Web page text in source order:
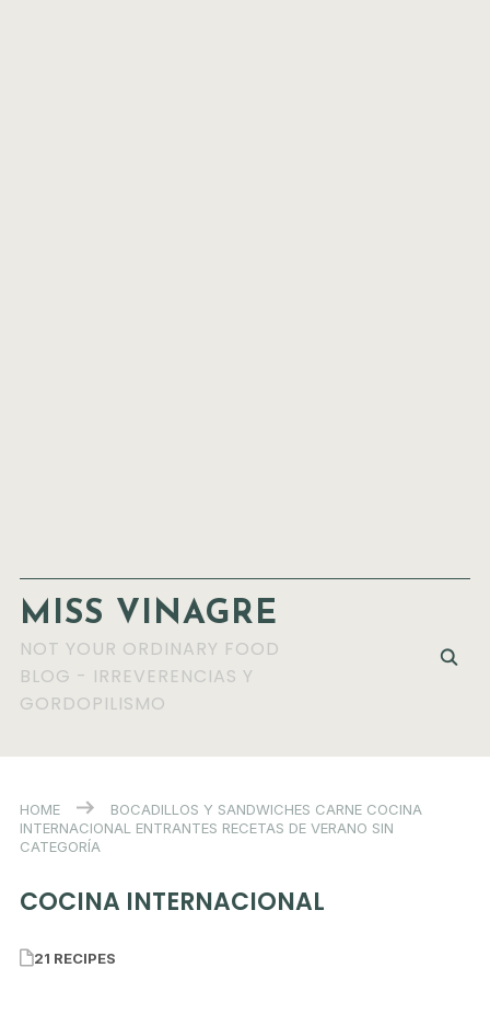
MISS VINAGRE
NOT YOUR ORDINARY FOOD
BLOG - IRREVERENCIAS Y
GORDOPILISMO
HOME BOCADILLOS Y SANDWICHES CARNE COCINA
INTERNACIONAL
ENTRANTES RECETAS DE VERANO SIN
CATEGORÍA
COCINA INTERNACIONAL
21 RECIPES